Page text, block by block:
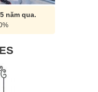
năm qua.